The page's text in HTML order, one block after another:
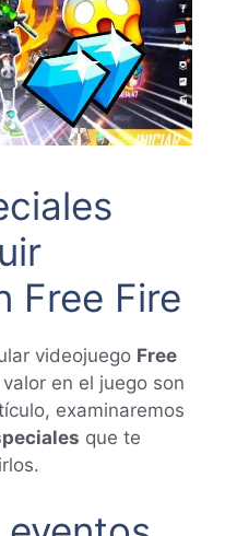
Free Fire
videojuego Free
en el juego son
examinaremos
que te